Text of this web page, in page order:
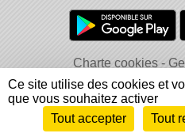
Charte cookies
Informations légales
Envie de participer ?
Ce site utilise des cookies et
que vous souhaitez activer
Tout accepter
Tout